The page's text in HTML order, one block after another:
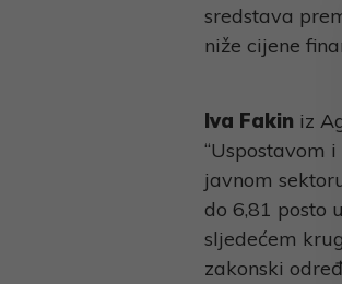
sredstava
niže cijene
Iva Fakin iz
“Uspostavom
javnom
do 6,81 posto
sljedećem
zakonski